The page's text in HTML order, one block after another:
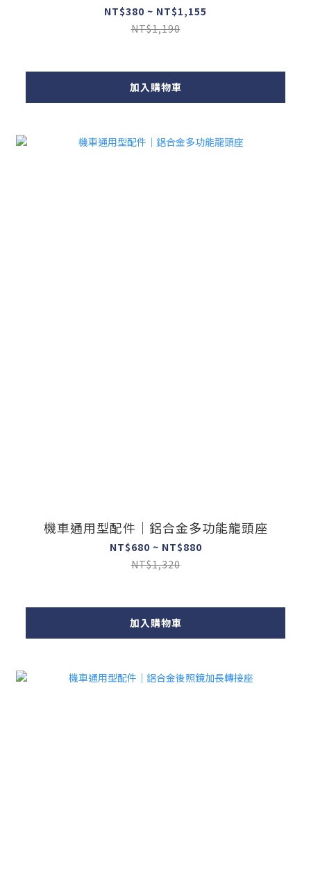
NT$380 ~ NT$1,155
NT$1,190
加入購物車
機車通用型配件｜鋁合金多功能龍頭座
NT$680 ~ NT$880
NT$1,320
加入購物車